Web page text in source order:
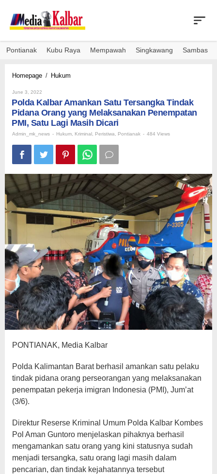
content
Pontianak Kubu Raya Mempawah Singkawang Sambas
Homepage / Hukum
Satu
Tersangka
Tindak
Pidana
Orang
yang
Melaksanakan
Penempatan
Satu
Lagi
Masih
Dicari
June 3, 2022
Polda Kalbar Amankan Satu Tersangka Tindak
Pidana Orang yang Melaksanakan Penempatan
PMI, Satu Lagi Masih Dicari
Admin_mk_news - Hukum Kriminal Peristiwa Pontianak - 484 Views
PONTIANAK, Media Kalbar
Polda Kalimantan Barat berhasil amankan satu pelaku
tindak pidana orang perseorangan yang melaksanakan
penempatan pekerja imigran Indonesia (PMI), Jum’at
(3/6).
Direktur Reserse Kriminal Umum Polda Kalbar Kombes
Pol Aman Guntoro menjelaskan pihaknya berhasil
mengamankan satu orang yang kini statusnya sudah
menjadi tersangka, satu orang lagi masih dalam
pencarian, dan tindak kejahatannya tersebut